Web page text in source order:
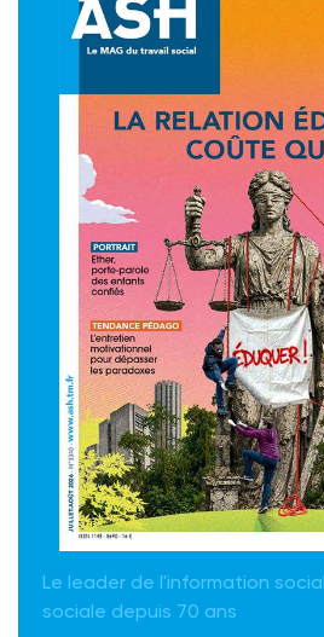
Le leader de l'information
sociale depuis 70 ans